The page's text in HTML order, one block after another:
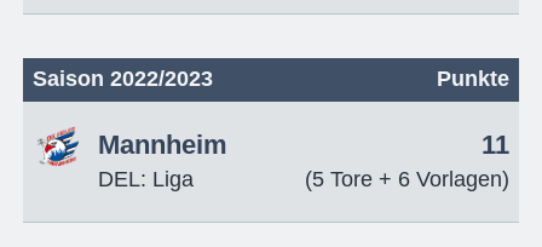
Saison 2022/2023 Punkte
Mannheim
DEL: Liga
11
(5 Tore + 6 Vorlagen)